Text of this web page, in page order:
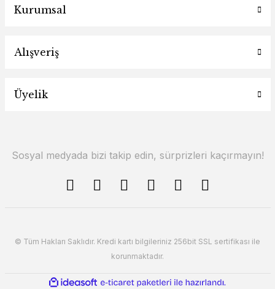
235,78 TL
Kurumsal
Alışveriş
Üyelik
Sosyal medyada bizi takip edin, sürprizleri kaçırmayın!
© Tüm Hakları Saklıdır. Kredi kartı bilgileriniz 256bit SSL sertifikası ile
korunmaktadır.
ideasoft e-